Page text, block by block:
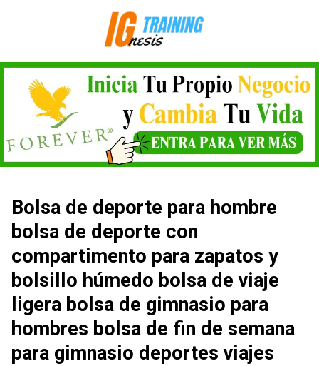
Bolsa de deporte para hombre
bolsa de deporte con
compartimento para zapatos y
bolsillo húmedo bolsa de viaje
ligera bolsa de gimnasio para
hombres bolsa de fin de semana
para gimnasio deportes viajes